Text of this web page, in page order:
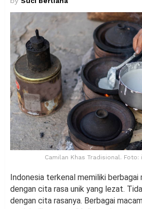
Camilan Khas Tradisional.
Indonesia terkenal memiliki berbagai
dengan cita rasa unik yang lezat.
dengan cita rasanya. Berbagai